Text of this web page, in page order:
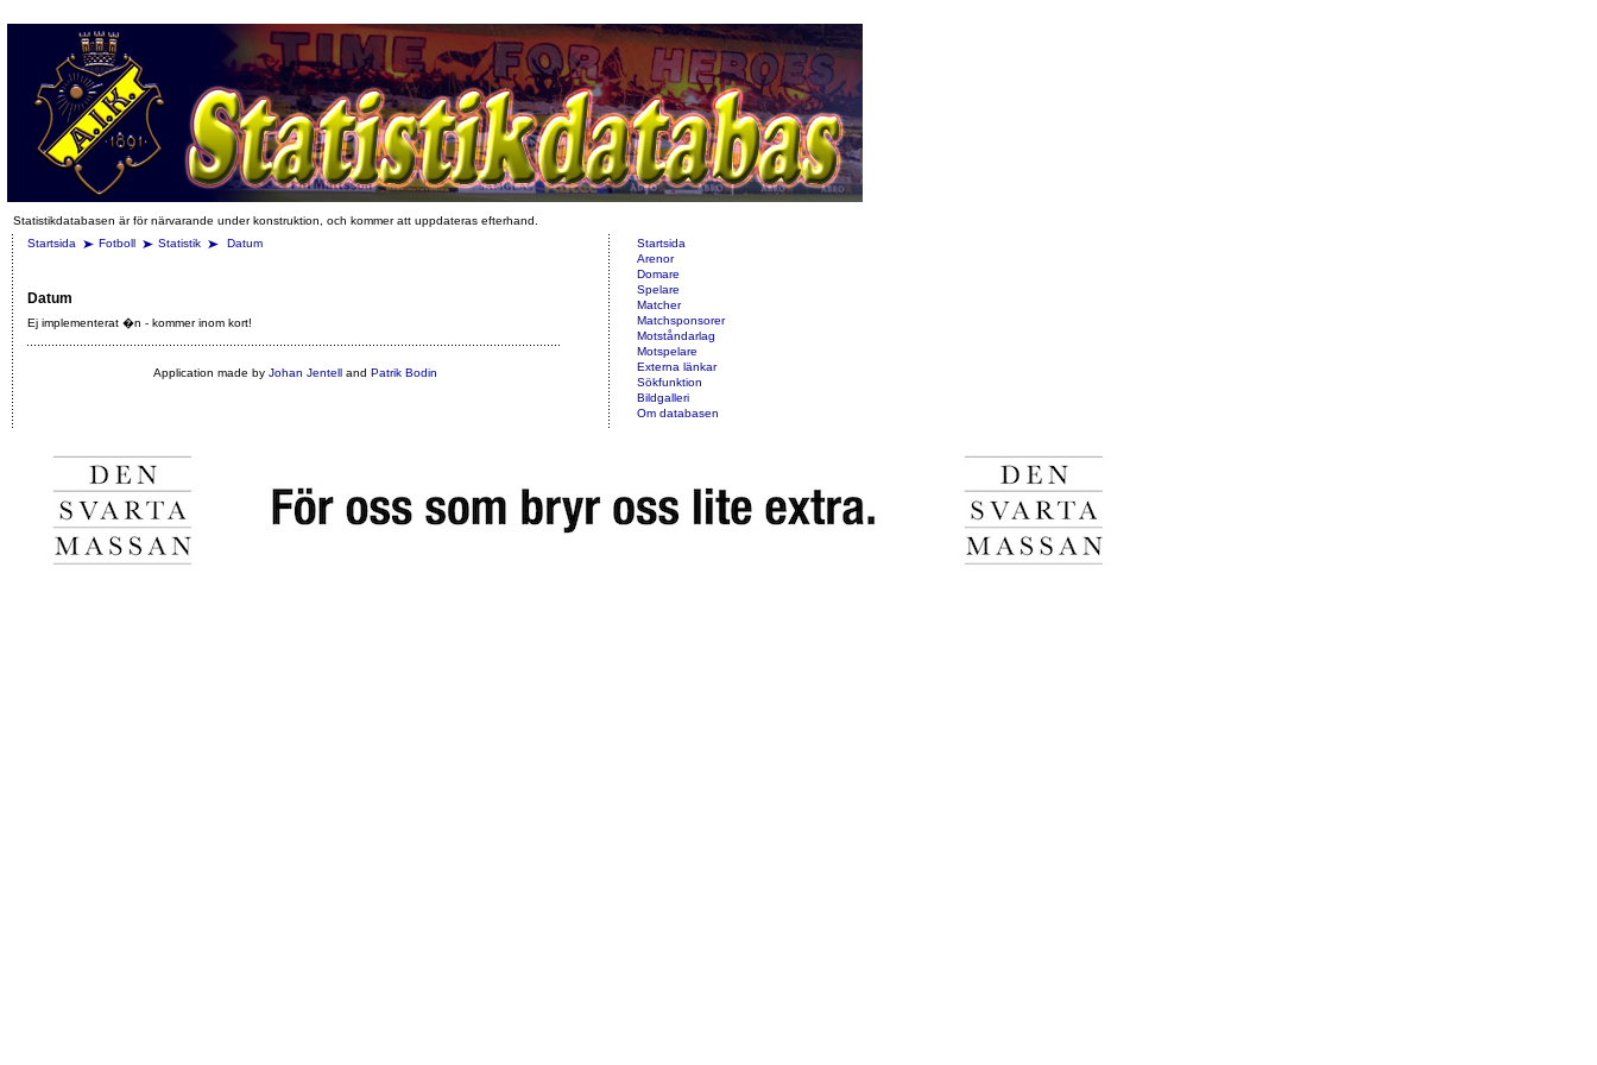
Statistikdatabasen är för närvarande under konstruktion, och kommer att uppdateras efterhand.
Startsida
Fotboll Statistik Datum
Datum
Ej implementerat �n - kommer inom kort!
Application made by Johan Jentelland Patrik Bodin
Startsida
Arenor
Domare
Spelare
Matcher
Matchsponsorer
Motståndarlag
Motspelare
Externa länkar
Sökfunktion
Bildgalleri
Om databasen